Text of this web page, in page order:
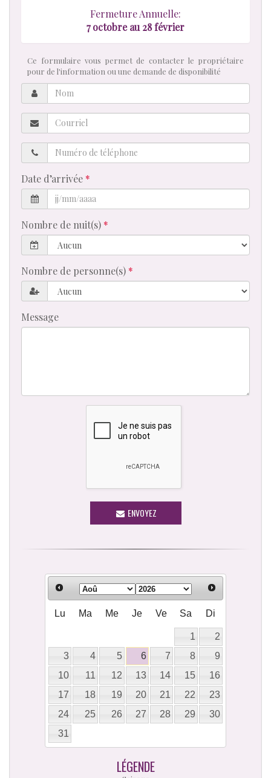
Fermeture Annuelle:
7 octobre au 28 février
Ce formulaire vous permet de contacter le propriétaire
pour de l'information ou une demande de disponibilité
Nom
Courriel
Numéro
de
téléphone
Date d’arrivée
Nombre de nuit(s)
Nombre de personne(s)
Message
ENVOYEZ
Lu Ma Me Je Ve Sa Di
1
2
3
4 5 6 7 8
9
10
11 12 13 14 15
16
17
18 19 20 21 22
23
24
25 26 27 28 29
30
31
LÉGENDE